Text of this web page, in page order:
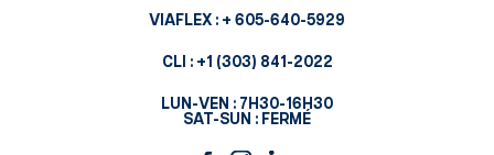
VIAFLEX : + 605-640-5929
CLI : +1 (303) 841-2022
LUN-VEN : 7H30-16H30
SAT-SUN : FERMÉ